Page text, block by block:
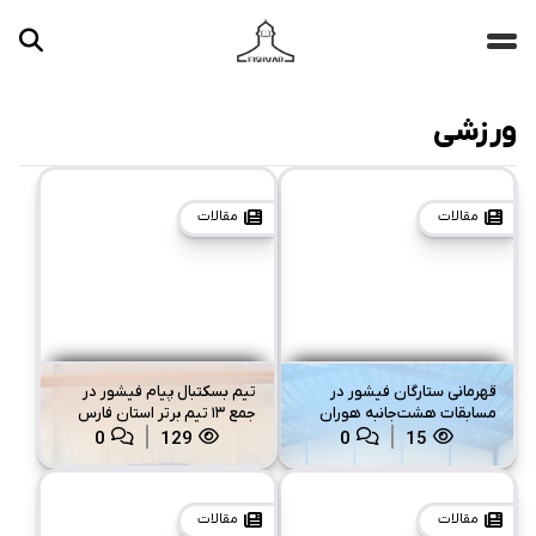
تصاویر
جستجو ...
ورزشی
مقالات
قهرمانی ستارگان فیشور در
مسابقات هشت‌جانبه هوران
15
0
مقالات
تیم بسکتبال پیام فیشور در
جمع ۱۳ تیم برتر استان فارس
قرار گرفت 129
0
مقالات مقالات